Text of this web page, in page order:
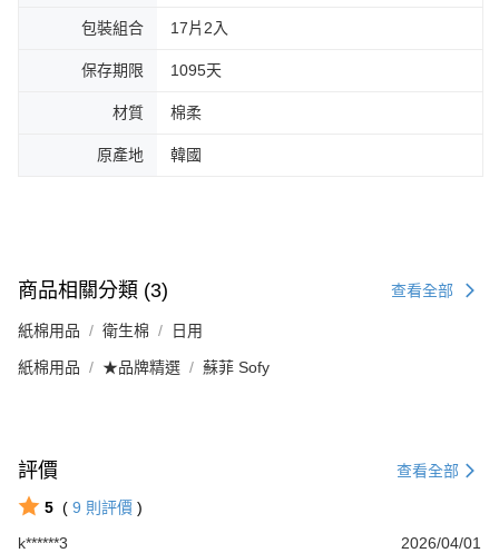
包裝組合 17片2入
保存期限 1095天
材質 棉柔
原產地 韓國
商品相關分類 (3) 查看全部
紙棉用品 衛生棉 日用
紙棉用品 ★品牌精選 蘇菲 Sofy
評價 查看全部
5 ( 9 則評價 )
k******3
2026/04/01